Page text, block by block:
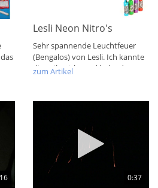
Lesli Neon Nitro's XXL
Sehr spannende Leuchtfeuer
(Bengalos) von Lesli. Ich kannte
die Teile nicht und habe dazu
zum Artikel
0:37